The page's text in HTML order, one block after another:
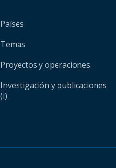
Países
Temas
Proyectos y operaciones
Investigación y publicaciones
(i)